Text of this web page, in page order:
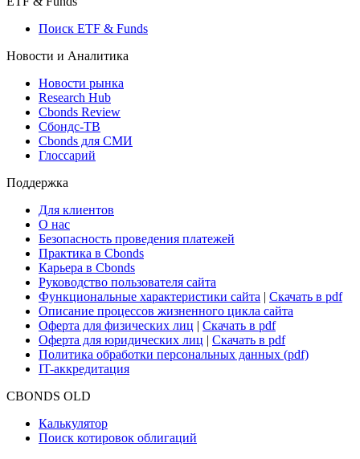
Поиск ETF & Funds
Новости и Аналитика
Новости рынка
Research Hub
Cbonds Review
Сбондс-ТВ
Cbonds для СМИ
Глоссарий
Поддержка
Для клиентов
О нас
Безопасность проведения платежей
Практика в Cbonds
Карьера в Cbonds
Руководство пользователя сайта
Функциональные характеристики сайта | Скачать в pdf
Описание процессов жизненного цикла сайта
Оферта для физических лиц | Скачать в pdf
Оферта для юридических лиц | Скачать в pdf
Политика обработки персональных данных (pdf)
IT-аккредитация
CBONDS OLD
Калькулятор
Поиск котировок облигаций